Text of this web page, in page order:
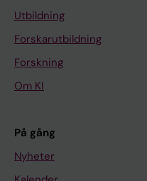
Utbildning
Forskarutbildning
Forskning
Om KI
På gång
Nyheter